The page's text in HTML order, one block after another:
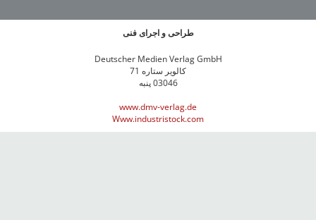
طراحی و اجرای فنی
Deutscher Medien Verlag GmbH
کالویر ستاره 71
03046 پنبه
www.dmv-verlag.de
Www.industristock.com